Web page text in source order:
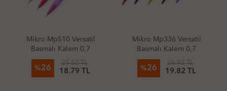
Mikro Mp510 Versatil
Basmalı Kalem 0,7
%26
25.52 TL
18.79 TL
Mikro Mp336 Versatil
Basmalı Kalem 0,7
%26
26.92 TL
19.82 TL